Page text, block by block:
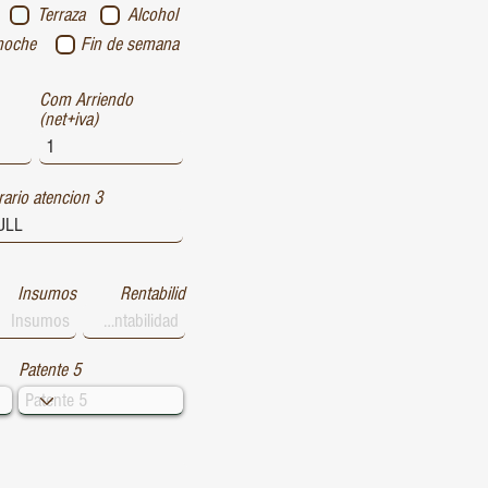
Alcohol
Terraza
Fin de semana
Com Arriendo
(net+iva)
atencion 3
Insumos Rentabilid
Patente 5